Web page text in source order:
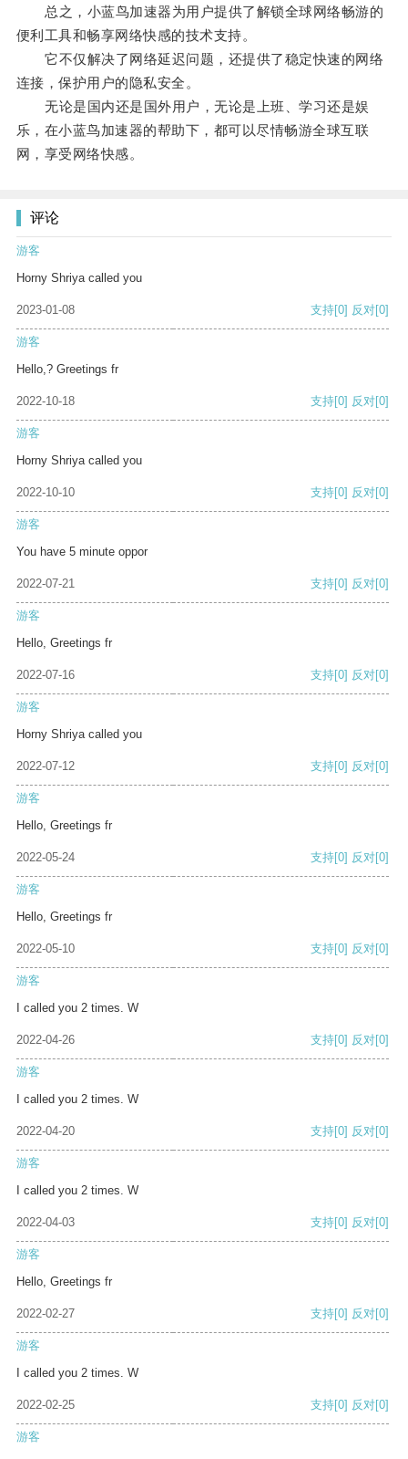
总之，小蓝鸟加速器为用户提供了解锁全球网络畅游的
便利工具和畅享网络快感的技术支持。
它不仅解决了网络延迟问题，还提供了稳定快速的网络
连接，保护用户的隐私安全。
无论是国内还是国外用户，无论是上班、学习还是娱
乐，在小蓝鸟加速器的帮助下，都可以尽情畅游全球互联
网，享受网络快感。
评论
游客
Horny Shriya called you
2023-01-08 支持[0] 反对[0]
游客
Hello,? Greetings fr
2022-10-18 支持[0] 反对[0]
游客
Horny Shriya called you
2022-10-10 支持[0] 反对[0]
游客
You have 5 minute oppor
2022-07-21 支持[0] 反对[0]
游客
Hello, Greetings fr
2022-07-16 支持[0] 反对[0]
游客
Horny Shriya called you
2022-07-12 支持[0] 反对[0]
游客
Hello, Greetings fr
2022-05-24 支持[0] 反对[0]
游客
Hello, Greetings fr
2022-05-10 支持[0] 反对[0]
游客
I called you 2 times. W
2022-04-26 支持[0] 反对[0]
游客
I called you 2 times. W
2022-04-20 支持[0] 反对[0]
游客
I called you 2 times. W
2022-04-03 支持[0] 反对[0]
游客
Hello, Greetings fr
2022-02-27 支持[0] 反对[0]
游客
I called you 2 times. W
2022-02-25 支持[0] 反对[0]
游客